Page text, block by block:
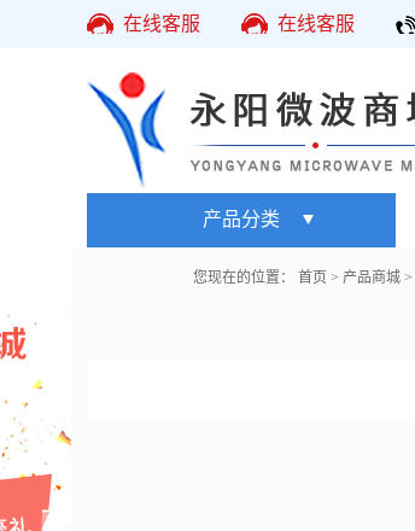
在线客服 在线客服
产品分类
您现在的位置： 首页 > 产品商城 >